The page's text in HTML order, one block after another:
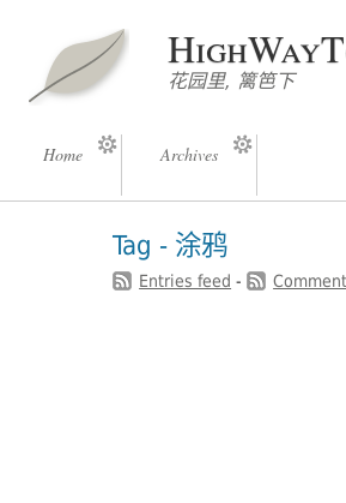
花园里, 篱笆下
Home Archives
Tag - 涂鸦
Entries feed -